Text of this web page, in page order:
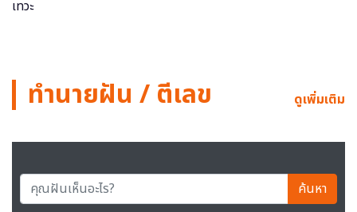
ทำนายฝัน / ตีเลข ดูเพิ่มเติม
ค้นหา